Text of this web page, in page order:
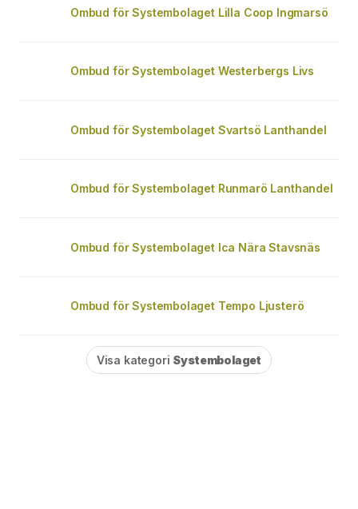
Ombud för Systembolaget Lilla Coop Ingmarsö
Ombud för Systembolaget Westerbergs Livs
Ombud för Systembolaget Svartsö Lanthandel
Ombud för Systembolaget Runmarö Lanthandel
Ombud för Systembolaget Ica Nära Stavsnäs
Ombud för Systembolaget Tempo Ljusterö
Visa kategori Systembolaget